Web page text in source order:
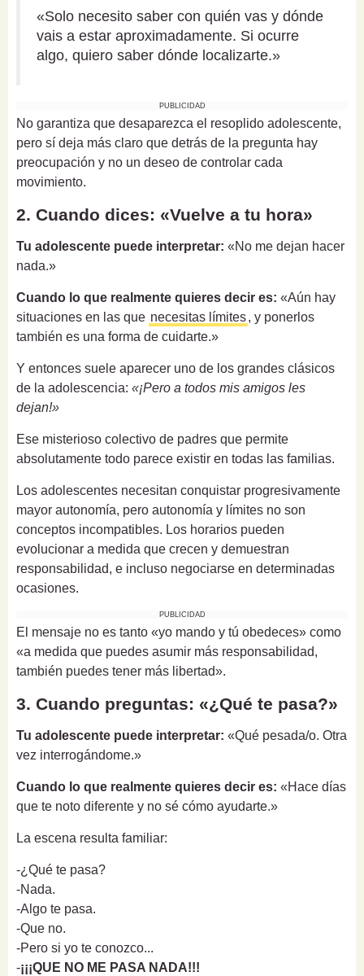
«Solo necesito saber con quién vas y dónde
vais a estar aproximadamente. Si ocurre
algo, quiero saber dónde localizarte.»
PUBLICIDAD
No garantiza que desaparezca el resoplido adolescente,
pero sí deja más claro que detrás de la pregunta hay
preocupación y no un deseo de controlar cada
movimiento.
2. Cuando dices: «Vuelve a tu hora»
Tu adolescente puede interpretar: «No me dejan hacer
nada.»
Cuando lo que realmente quieres decir es: «Aún hay
situaciones en las que necesitas límites, y ponerlos
también es una forma de cuidarte.»
Y entonces suele aparecer uno de los grandes clásicos
de la adolescencia: «¡Pero a todos mis amigos les
dejan!»
Ese misterioso colectivo de padres que permite
absolutamente todo parece existir en todas las familias.
Los adolescentes necesitan conquistar progresivamente
mayor autonomía, pero autonomía y límites no son
conceptos incompatibles. Los horarios pueden
evolucionar a medida que crecen y demuestran
responsabilidad, e incluso negociarse en determinadas
ocasiones.
PUBLICIDAD
El mensaje no es tanto «yo mando y tú obedeces» como
«a medida que puedes asumir más responsabilidad,
también puedes tener más libertad».
3. Cuando preguntas: «¿Qué te pasa?»
Tu adolescente puede interpretar: «Qué pesada/o. Otra
vez interrogándome.»
Cuando lo que realmente quieres decir es: «Hace días
que te noto diferente y no sé cómo ayudarte.»
La escena resulta familiar:
-¿Qué te pasa?
-Nada.
-Algo te pasa.
-Que no.
-Pero si yo te conozco...
-¡¡¡QUE NO ME PASA NADA!!!